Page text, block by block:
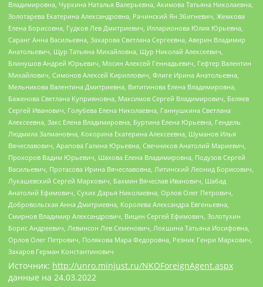
Владимировна, Чуркина Наталья Валерьевна, Акимова Татьяна Николаевна,
Золотарева Екатерина Александровна, Рачинский Ян Збигневич, Жемкова
Елена Борисовна, Гудков Лев Дмитриевич, Илларионова Юлия Юрьевна,
Саранг Анна Васильевна, Захарова Светлана Сергеевна, Аверин Владимир
Анатольевич, Щур Татьяна Михайловна, Щур Николай Алексеевич,
Блинушов Андрей Юрьевич, Мосин Алексей Геннадьевич, Гефтер Валентин
Михайлович, Симонов Алексей Кириллович, Флиге Ирина Анатольевна,
Мельникова Валентина Дмитриевна, Вититинова Елена Владимировна,
Баженова Светлана Куприяновна, Максимов Сергей Владимирович, Беляев
Сергей Иванович, Голубева Елена Николаевна, Ганнушкина Светлана
Алексеевна, Закс Елена Владимировна, Буртина Елена Юрьевна, Гендель
Людмила Залмановна, Кокорина Екатерина Алексеевна, Шуманов Илья
Вячеславович, Арапова Галина Юрьевна, Свечников Анатолий Мариевич,
Прохоров Вадим Юрьевич, Шахова Елена Владимировна, Подузов Сергей
Васильевич, Протасова Ирина Вячеславовна, Литинский Леонид Борисович,
Лукашевский Сергей Маркович, Бахмин Вячеслав Иванович, Шабад
Анатолий Ефимович, Сухих Дарья Николаевна, Орлов Олег Петрович,
Добровольская Анна Дмитриевна, Королева Александра Евгеньевна,
Смирнов Владимир Александрович, Вицин Сергей Ефимович, Золотухин
Борис Андреевич, Левинсон Лев Семенович, Локшина Татьяна Иосифовна,
Орлов Олег Петрович, Полякова Мара Федоровна, Резник Генри Маркович,
Захаров Герман Константинович
Источник: http://unro.minjust.ru/NKOForeignAgent.aspx
данные на 24.03.2022